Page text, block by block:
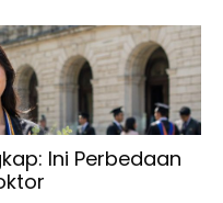
Ini Perbedaan